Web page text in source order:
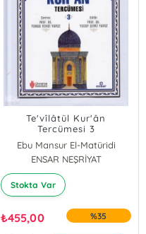
Te'vîlâtül Kur'ân
Tercümesi 3
Ebu Mansur El-Matüridi
ENSAR NEŞRİYAT
Stokta Var
₺455,00 %35